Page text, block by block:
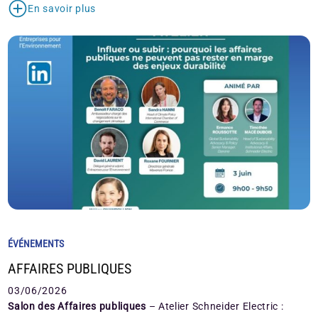
En savoir plus
ÉVÉNEMENTS
AFFAIRES PUBLIQUES
03/06/2026
Salon des Affaires publiques – Atelier Schneider Electric :